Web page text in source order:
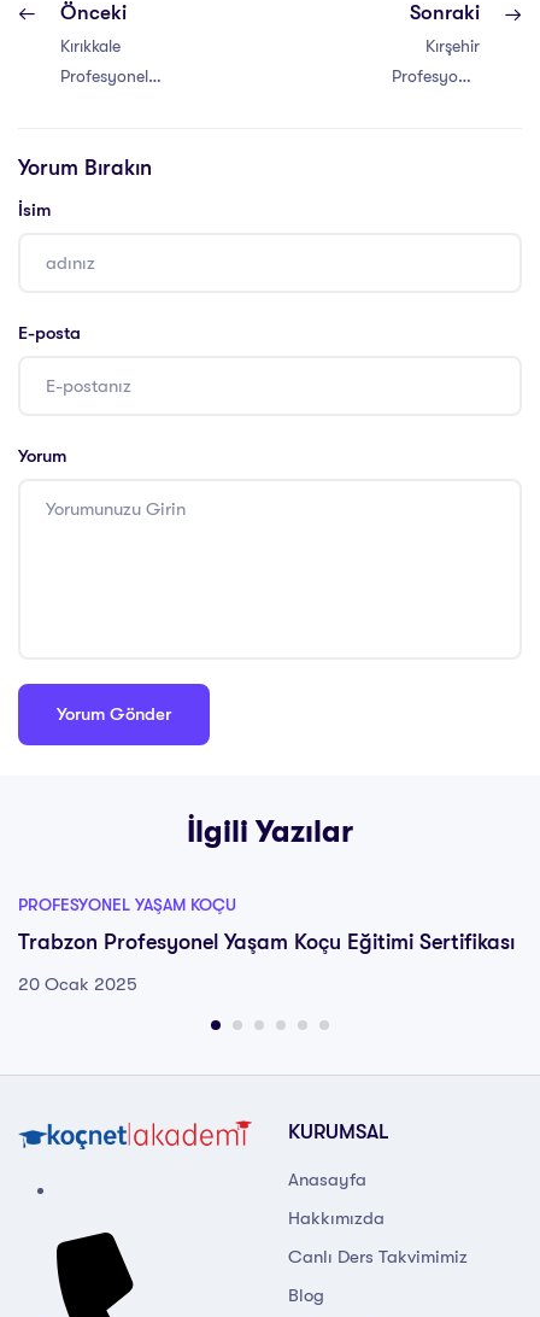
Önceki
Kırıkkale
Profesyonel
Sonraki
Kırşehir
Profesyonel
Yorum Bırakın
İsim
E-posta
Yorum
İlgili Yazılar
PROFESYONEL YAŞAM KOÇU
Trabzon Profesyonel Yaşam Koçu Eğitimi Sertifikası
20 Ocak 2025
KURUMSAL
Anasayfa
Hakkımızda
Canlı Ders Takvimimiz
Blog